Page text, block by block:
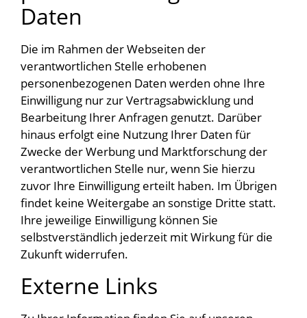
Daten
Die im Rahmen der Webseiten der
verantwortlichen Stelle erhobenen
personenbezogenen Daten werden ohne Ihre
Einwilligung nur zur Vertragsabwicklung und
Bearbeitung Ihrer Anfragen genutzt. Darüber
hinaus erfolgt eine Nutzung Ihrer Daten für
Zwecke der Werbung und Marktforschung der
verantwortlichen Stelle nur, wenn Sie hierzu
zuvor Ihre Einwilligung erteilt haben. Im Übrigen
findet keine Weitergabe an sonstige Dritte statt.
Ihre jeweilige Einwilligung können Sie
selbstverständlich jederzeit mit Wirkung für die
Zukunft widerrufen.
Externe Links